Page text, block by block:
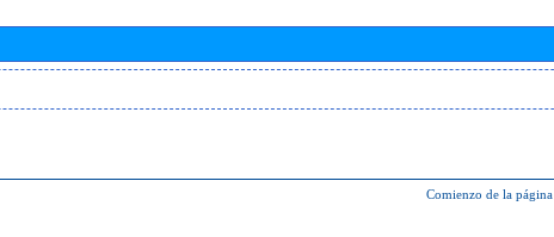
Comienzo de la página